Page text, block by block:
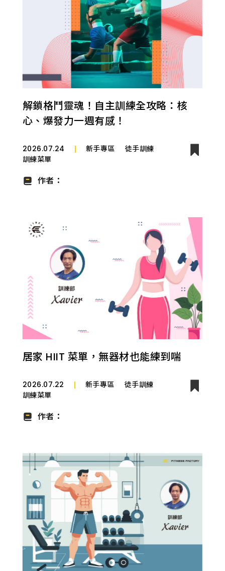
解鎖格鬥靈魂！自主訓練全攻略：核
心、爆發力一週有感！
2026.07.24 新手專區
徒手訓練
訓練菜單
作者：
居家 HIIT 菜單，無器材也能練到喘
2026.07.22 新手專區
徒手訓練
訓練菜單
作者：